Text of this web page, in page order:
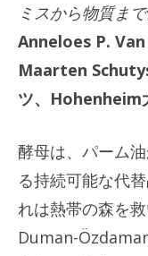
ミスから物質まで
Anneloes P.
Maarten
ツ、Hohenheim
酵母は、パーム
る持続可能な代
れは熱帯の森を
Duman-